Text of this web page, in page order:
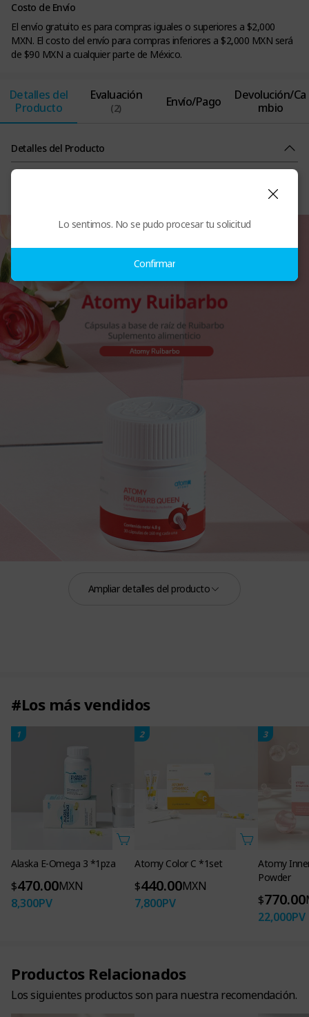
Costo de Envío
El envío gratuito es para compras iguales o superiores a $2,000
MXN. El costo del envío para compras inferiores a $2,000 MXN será
de $90 MXN a cualquier parte de México.
Detalles del
Producto
Evaluación
(2) Envío/Pago
Devolución/Ca
mbio
Detalles del Producto
Ampliar detalles del producto
#Los más vendidos
1
Alaska E-Omega 3 *1pza
$470.00MXN
8,300PV
2
Atomy Color C *1set
$440.00MXN
7,800PV
3
Atomy
Powder
$770.00
22,000PV
Productos Relacionados
Los siguientes productos son para nuestra recomendación.
Lo sentimos. No se pudo procesar tu solicitud
Confirmar